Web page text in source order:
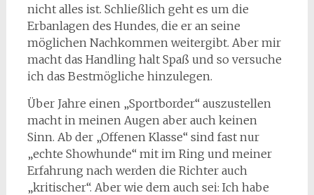
nicht alles ist. Schließlich geht es um die
Erbanlagen des Hundes, die er an seine
möglichen Nachkommen weitergibt. Aber mir
macht das Handling halt Spaß und so versuche
ich das Bestmögliche hinzulegen.
Über Jahre einen „Sportborder“ auszustellen
macht in meinen Augen aber auch keinen
Sinn. Ab der „Offenen Klasse“ sind fast nur
„echte Showhunde“ mit im Ring und meiner
Erfahrung nach werden die Richter auch
„kritischer“. Aber wie dem auch sei: Ich habe